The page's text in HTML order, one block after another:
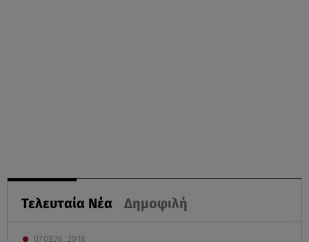
Τελευταία Νέα Δημοφιλή
07.08.26 , 20:18